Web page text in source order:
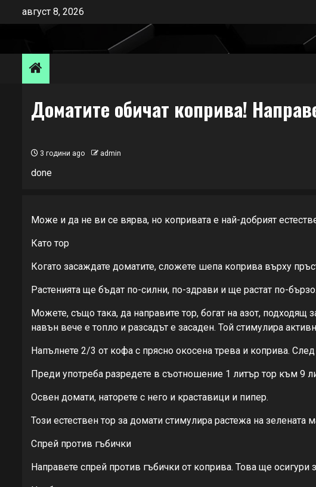
август 8, 2026
Доматите обичат коприва!
3 години ago admin
done
Може и да не ви се вярва, но копривата е най-добрият
Като тор
Когато засаждате доматите, сложете шепа коприва върху
Растенията ще бъдат по-силни, по-здрави и ще растат по-бързо.
Можете, също така, да направите тор, богат на азот, подходящ
навън вече е топло и разсадът е засаден. Той стимулира
Напълнете 2/3 от кофа с прясно окосена трева и коприва.
Преди употреба разредете в съотношение 1 литър тор към 9
Освен домати, наторете с него и краставици и пипер.
Този естествен тор за домати стимулира растежа на зелената
Спрей против гъбички
Направете спрей против гъбички от коприва. Това ще